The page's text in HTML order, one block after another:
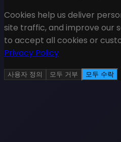
Cookies help us deliver
site traffic, and improve our
to accept all cookies or
Privacy Policy
사용자 정의 모두 거부 모두 수락